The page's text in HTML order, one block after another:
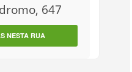
647
NESTA RUA